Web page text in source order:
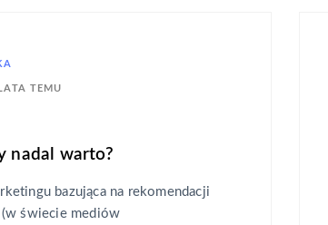
TEMU
nadal warto?
bazująca na rekomendacji
świecie mediów